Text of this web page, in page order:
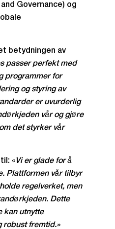
Governance) og
betydningen av
passer perfekt med
programmer for
og styring av
er uvurderlig
vår og gjøre
det styrker vår
« Vi er glade for å
Plattformen vår tilbyr
regelverket, men
Dette
kan utnytte
robust fremtid.»